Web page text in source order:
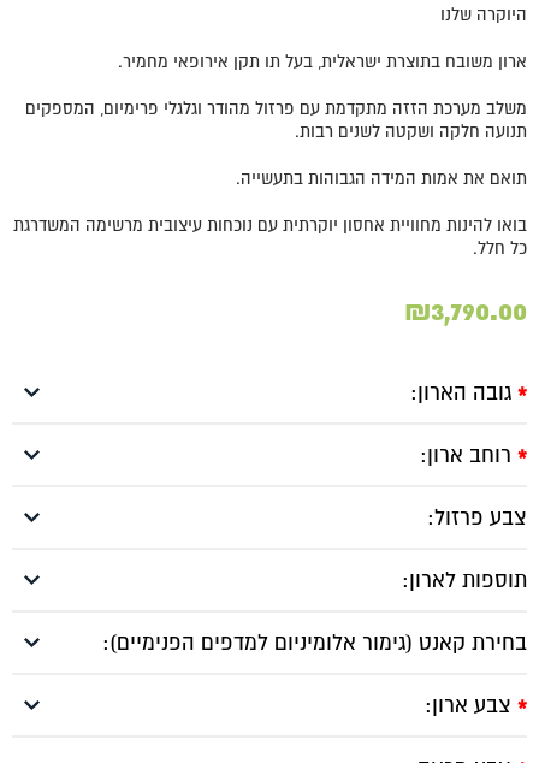
היוקרה שלנו
ארון משובח בתוצרת ישראלית, בעל תו תקן אירופאי מחמיר.
משלב מערכת הזזה מתקדמת עם פרזול מהודר וגלגלי פרימיום, המספקים
תנועה חלקה ושקטה לשנים רבות.
תואם את אמות המידה הגבוהות בתעשייה.
בואו להינות מחוויית אחסון יוקרתית עם נוכחות עיצובית מרשימה המשדרגת
כל חלל.
₪3,790.00
* גובה הארון:
* רוחב ארון:
צבע פרזול:
תוספות לארון:
בחירת קאנט (גימור אלומיניום למדפים הפנימיים):
* צבע ארון: